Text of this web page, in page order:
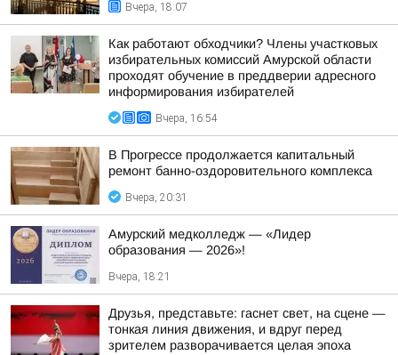
Вчера, 18:07
Как работают обходчики? Члены участковых
избирательных комиссий Амурской области
проходят обучение в преддверии адресного
информирования избирателей
Вчера, 16:54
В Прогрессе продолжается капитальный
ремонт банно-оздоровительного комплекса
Вчера, 20:31
Амурский медколледж — «Лидер
образования — 2026»!
Вчера, 18:21
Друзья, представьте: гаснет свет, на сцене —
тонкая линия движения, и вдруг перед
зрителем разворачивается целая эпоха